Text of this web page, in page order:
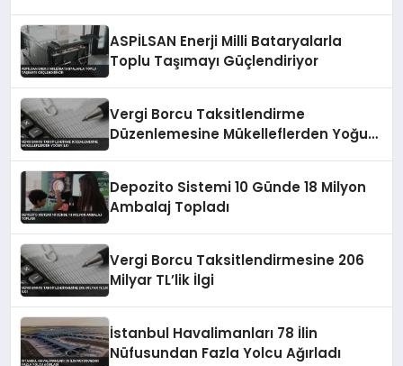
ASPİLSAN Enerji Milli Bataryalarla
Toplu Taşımayı Güçlendiriyor
Vergi Borcu Taksitlendirme
Düzenlemesine Mükelleflerden Yoğun
Depozito Sistemi 10 Günde 18 Milyon
Ambalaj Topladı
Vergi Borcu Taksitlendirmesine 206
Milyar TL’lik İlgi
İstanbul Havalimanları 78 İlin
Nüfusundan Fazla Yolcu Ağırladı